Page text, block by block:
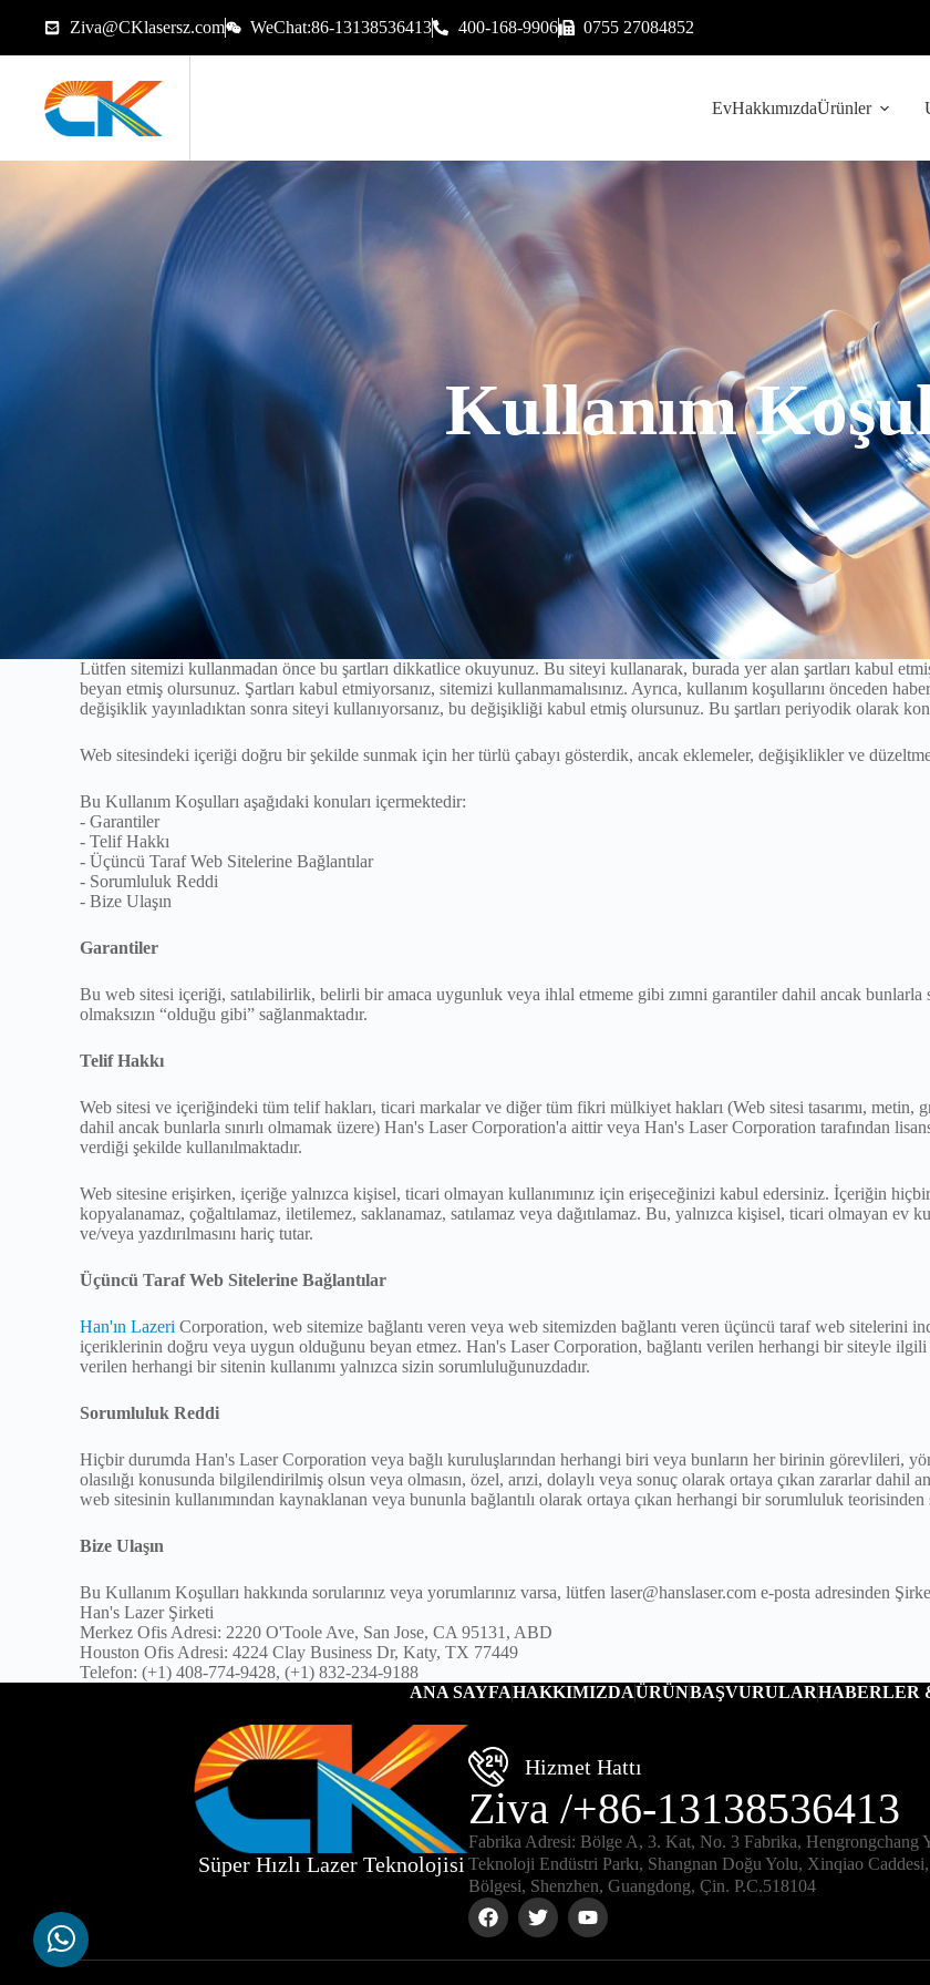
Ziva@CKlasersz.com WeChat:86-13138536413 400-168-9906 0755 27084852
EvHakkımızdaÜrünler
Kullanım
Lütfen sitemizi kullanmadan önce bu şartları dikkatlice okuyunuz. Bu siteyi kullanarak, burada yer alan şartları kabul
beyan etmiş olursunuz. Şartları kabul etmiyorsanız, sitemizi kullanmamalısınız. Ayrıca, kullanım koşullarını önceden
değişiklik yayınladıktan sonra siteyi kullanıyorsanız, bu değişikliği kabul etmiş olursunuz. Bu şartları periyodik olarak
Web sitesindeki içeriği doğru bir şekilde sunmak için her türlü çabayı gösterdik, ancak eklemeler, değişiklikler ve
Bu Kullanım Koşulları aşağıdaki konuları içermektedir:
- Garantiler
- Telif Hakkı
- Üçüncü Taraf Web Sitelerine Bağlantılar
- Sorumluluk Reddi
- Bize Ulaşın
Garantiler
Bu web sitesi içeriği, satılabilirlik, belirli bir amaca uygunluk veya ihlal etmeme gibi zımni garantiler dahil ancak bunlarla
olmaksızın “olduğu gibi” sağlanmaktadır.
Telif Hakkı
Web sitesi ve içeriğindeki tüm telif hakları, ticari markalar ve diğer tüm fikri mülkiyet hakları (Web sitesi tasarımı, metin,
dahil ancak bunlarla sınırlı olmamak üzere) Han's Laser Corporation'a aittir veya Han's Laser Corporation tarafından
verdiği şekilde kullanılmaktadır.
Web sitesine erişirken, içeriğe yalnızca kişisel, ticari olmayan kullanımınız için erişeceğinizi kabul edersiniz. İçeriğin
kopyalanamaz, çoğaltılamaz, iletilemez, saklanamaz, satılamaz veya dağıtılamaz. Bu, yalnızca kişisel, ticari olmayan ev
ve/veya yazdırılmasını hariç tutar.
Üçüncü Taraf Web Sitelerine Bağlantılar
Han'ın Lazeri Corporation, web sitemize bağlantı veren veya web sitemizden bağlantı veren üçüncü taraf web sitelerini
içeriklerinin doğru veya uygun olduğunu beyan etmez. Han's Laser Corporation, bağlantı verilen herhangi bir siteyle
verilen herhangi bir sitenin kullanımı yalnızca sizin sorumluluğunuzdadır.
Sorumluluk Reddi
Hiçbir durumda Han's Laser Corporation veya bağlı kuruluşlarından herhangi biri veya bunların her birinin görevlileri,
olasılığı konusunda bilgilendirilmiş olsun veya olmasın, özel, arızi, dolaylı veya sonuç olarak ortaya çıkan zararlar dahil
web sitesinin kullanımından kaynaklanan veya bununla bağlantılı olarak ortaya çıkan herhangi bir sorumluluk
Bize Ulaşın
Bu Kullanım Koşulları hakkında sorularınız veya yorumlarınız varsa, lütfen laser@hanslaser.com e-posta adresinden
Han's Lazer Şirketi
Merkez Ofis Adresi: 2220 O'Toole Ave, San Jose, CA 95131, ABD
Houston Ofis Adresi: 4224 Clay Business Dr, Katy, TX 77449
Telefon: (+1) 408-774-9428, (+1) 832-234-9188
ANA SAYFAHAKKIMIZDAÜRÜNBAŞVURULARHABERLER
Süper Hızlı Lazer Teknolojisi
Hizmet Hattı
Ziva /+86-13138536413
Fabrika Adresi: Bölge A, 3. Kat, No. 3 Fabrika, Hengrongchang
Teknoloji Endüstri Parkı, Shangnan Doğu Yolu, Xinqiao
Bölgesi, Shenzhen, Guangdong, Çin. P.C.518104